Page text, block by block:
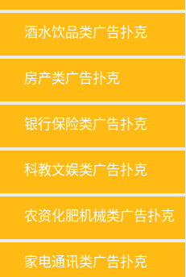
酒水饮品类广告扑克
房产类广告扑克
银行保险类广告扑克
科教文娱类广告扑克
农资化肥机械类广告扑克
家电通讯类广告扑克